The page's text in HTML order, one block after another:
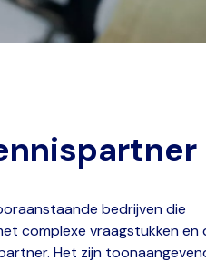
bedrijven die
complexe vraagstukken en
Het zijn